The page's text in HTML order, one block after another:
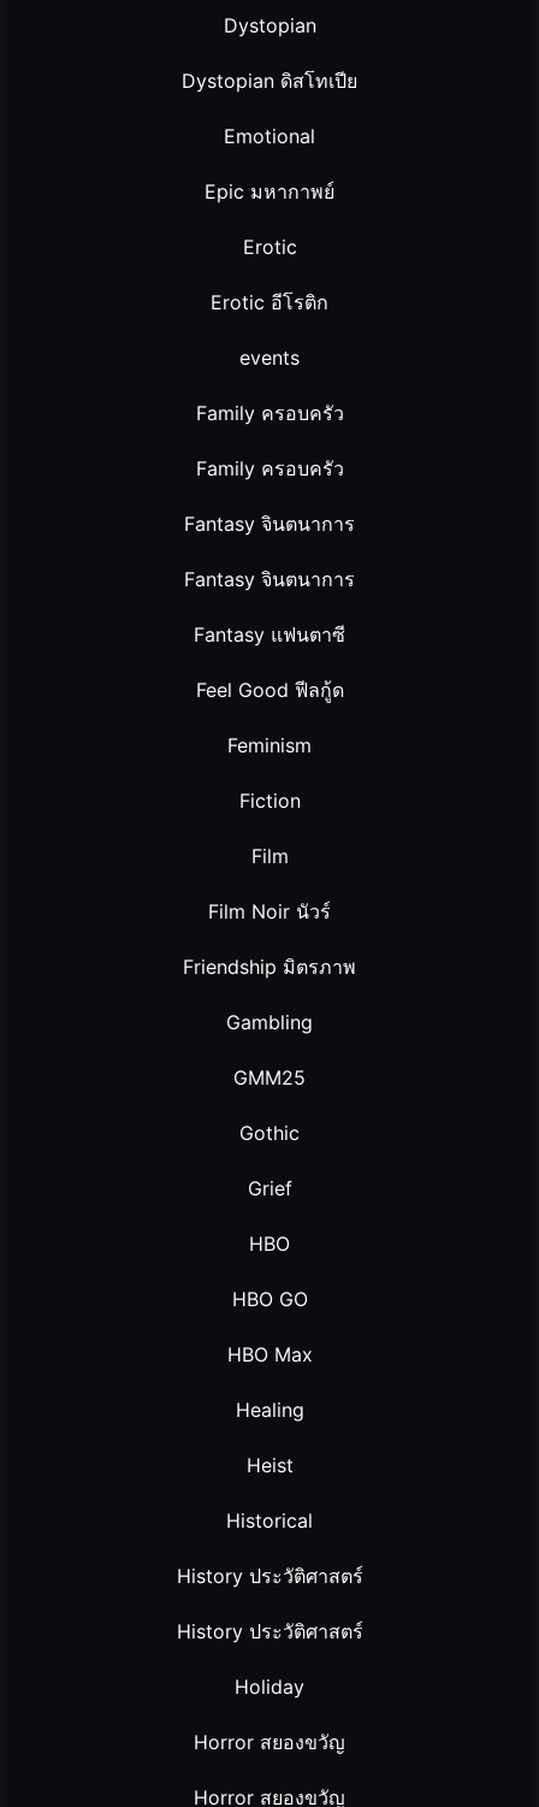
Dystopian
Dystopian ดิสโทเปีย
Emotional
Epic มหากาพย์
Erotic
Erotic อีโรติก
events
Family ครอบครัว
Family ครอบครัว
Fantasy จินตนาการ
Fantasy จินตนาการ
Fantasy แฟนตาซี
Feel Good ฟีลกู้ด
Feminism
Fiction
Film
Film Noir นัวร์
Friendship มิตรภาพ
Gambling
GMM25
Gothic
Grief
HBO
HBO GO
HBO Max
Healing
Heist
Historical
History ประวัติศาสตร์
History ประวัติศาสตร์
Holiday
Horror สยองขวัญ
Horror สยองขวัญ